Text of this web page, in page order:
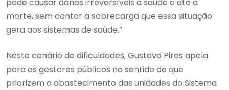
morte, sem contar a sobrecarga que essa situação
gera aos sistemas de saúde.”
Neste cenário de dificuldades, Gustavo Pires apela
para os gestores públicos no sentido de que
priorizem o abastecimento das unidades do Sistema